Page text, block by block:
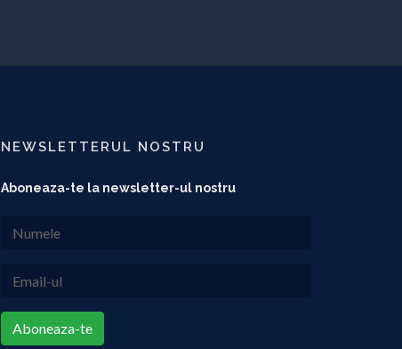
NEWSLETTERUL NOSTRU
Aboneaza-te la newsletter-ul nostru
Aboneaza-te